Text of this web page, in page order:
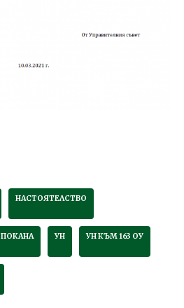
НАСТОЯТЕЛСТВО
ПОКАНА УН УН КЪМ 163 ОУ